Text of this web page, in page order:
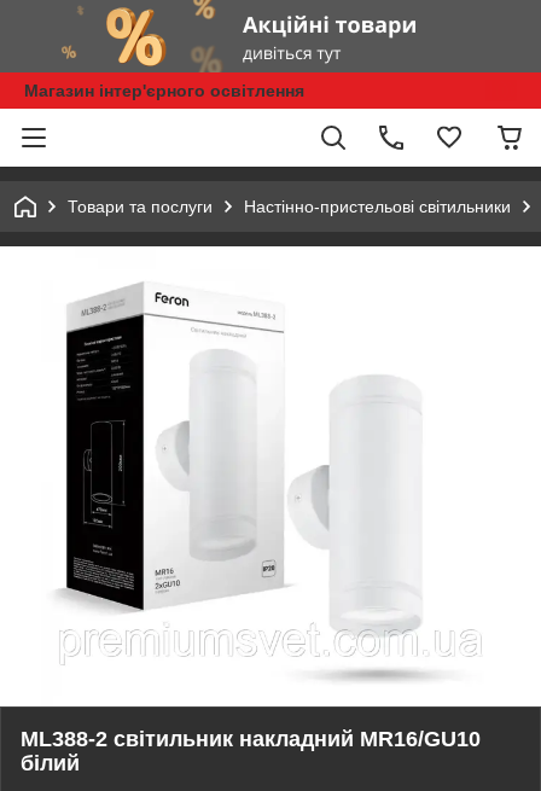
Магазин інтер'єрного освітлення
Товари та послуги Настінно-пристельові світильники
ML388-2 свiтильник накладний MR16/GU10
білий